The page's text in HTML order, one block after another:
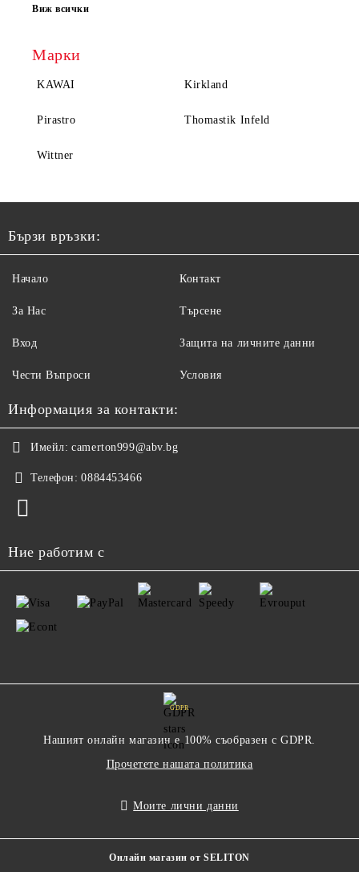
Виж всички
Марки
KAWAI Kirkland
Pirastro Thomastik Infeld
Wittner
Бързи връзки:
Начало
За Нас
Вход
Чести Въпроси
Контакт
Търсене
Защита на личните данни
Условия
Информация за контакти:
Имейл: camerton999@abv.bg
Телефон: 0884453466
Ние работим с
GDPR
Нашият онлайн магазин е 100% съобразен с GDPR.
Прочетете нашата политика
Моите лични данни
Онлайн магазин от SELITON